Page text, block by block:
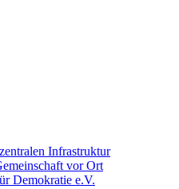
Infrastruktur
vor Ort
Demokratie e.V.